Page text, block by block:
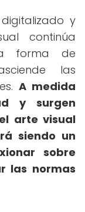
y
continúa
forma de
las
A medida
y surgen
arte visual
siendo un
sobre
las normas